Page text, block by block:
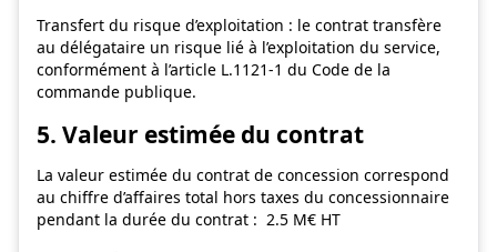
Transfert du risque d’exploitation : le contrat transfère
au délégataire un risque lié à l’exploitation du service,
conformément à l’article L.1121-1 du Code de la
commande publique.
5. Valeur estimée du contrat
La valeur estimée du contrat de concession correspond
au chiffre d’affaires total hors taxes du concessionnaire
pendant la durée du contrat : 2.5 M€ HT